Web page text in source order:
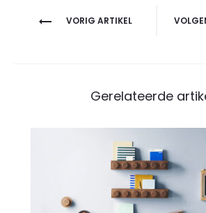
BerichtVORIG ARTIKEL
Gerelateerde